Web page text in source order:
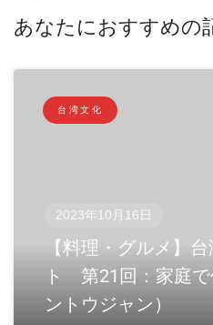
あなたにおすすめの
台湾文化
2023年10月16日
【料理・グルメ】
ト 第21回：家庭で
ントウジャン）